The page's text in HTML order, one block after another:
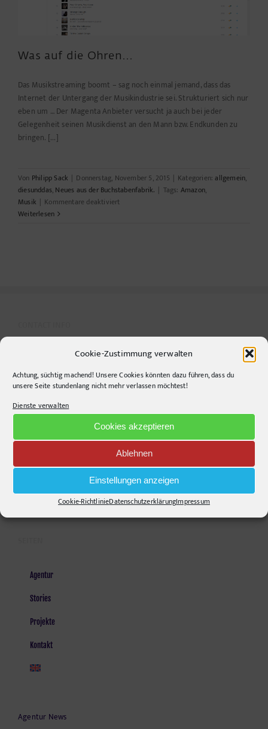
Cookie-Zustimmung verwalten
Achtung, süchtig machend! Unsere Cookies könnten dazu führen, dass du
unsere Seite stundenlang nicht mehr verlassen möchtest!
Dienste verwalten
Cookies akzeptieren
Ablehnen
Einstellungen anzeigen
Cookie-RichtlinieDatenschutzerklärungImpressum
Was auf die Ohren…
Das Musikstreaming boomt – sag noch einmal jemand, dass das
Internet der Untergang der Musikindustrie sei. Strukturiert sich nur
eben um … Der Magenta Anbieter versucht ja auch bei jeder
Gelegenheit seinen Musikdienst an den Mann bzw. Endkunden zu
bringen. [...]
Von Philipp Sack | Donnerstag, November 5, 2015 | Kategorien:allgemein,
diesunddas, Neues aus der Buchstabenfabrik. | Tags: Amazon,
Musik | Kommentare deaktiviertfür
Weiterlesen
Krefelder Straße 11A
10555Berlin
Telephone:+49306860203
info@pr-ide.de
Opening Hours:
Mail senden!
Agentur
Stories
Projekte
Kontakt
Agentur News